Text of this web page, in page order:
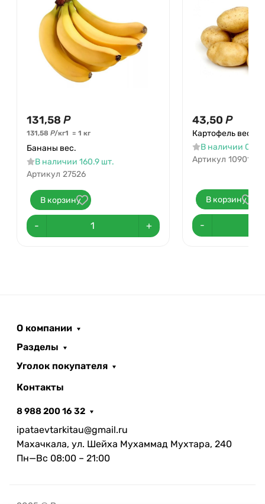
131,58 Р
131,58 Р/кг1 = 1 кг
Бананы вес.
В наличии 160.9 шт.
Артикул 27526
В корзину
- +
43,50 Р
Картофель вес
В наличии 0.3
Артикул 10901
В корзину
-
О компании
Разделы
Уголок покупателя
Контакты
8 988 200 16 32
ipataevtarkitau@gmail.ru
Махачкала, ул. Шейха Мухаммад Мухтара, 240
Пн—Вс 08:00 – 21:00